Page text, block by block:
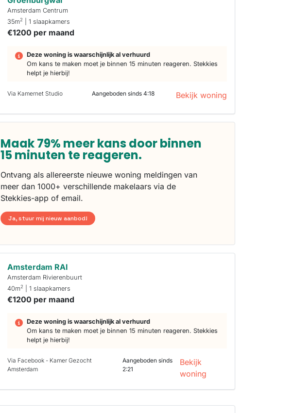
Amsterdam Centrum
35m2 | 1 slaapkamers
€1200 per maand
Deze woning is waarschijnlijk al verhuurd
Om kans te maken moet je binnen 15 minuten reageren. Stekkies
helpt je hierbij!
Via Kamernet Studio Aangeboden sinds 4:18 Bekijk woning
Maak 79% meer kans door binnen
15 minuten te reageren.
Ontvang als allereerste nieuwe woning meldingen van
meer dan 1000+ verschillende makelaars via de
Stekkies-app of email.
Ja, stuur mij nieuw aanbod!
Amsterdam RAI
Amsterdam Rivierenbuurt
40m2 | 1 slaapkamers
€1200 per maand
Deze woning is waarschijnlijk al verhuurd
Om kans te maken moet je binnen 15 minuten reageren. Stekkies
helpt je hierbij!
Via Facebook - Kamer Gezocht
Amsterdam
Aangeboden sinds
2:21
Bekijk
woning